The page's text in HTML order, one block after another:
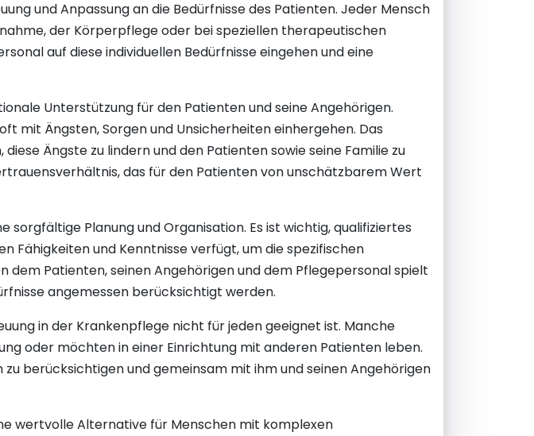
und Anpassung an die Bedürfnisse des Patienten. Jeder Mensch
der Körperpflege oder bei speziellen therapeutischen
auf diese individuellen Bedürfnisse eingehen und eine
Unterstützung für den Patienten und seine Angehörigen.
mit Ängsten, Sorgen und Unsicherheiten einhergehen. Das
Ängste zu lindern und den Patienten sowie seine Familie zu
das für den Patienten von unschätzbarem Wert
Planung und Organisation. Es ist wichtig, qualifiziertes
Fähigkeiten und Kenntnisse verfügt, um die spezifischen
dem Patienten, seinen Angehörigen und dem Pflegepersonal spielt
angemessen berücksichtigt werden.
in der Krankenpflege nicht für jeden geeignet ist. Manche
oder möchten in einer Einrichtung mit anderen Patienten leben.
berücksichtigen und gemeinsam mit ihm und seinen Angehörigen
wertvolle Alternative für Menschen mit komplexen